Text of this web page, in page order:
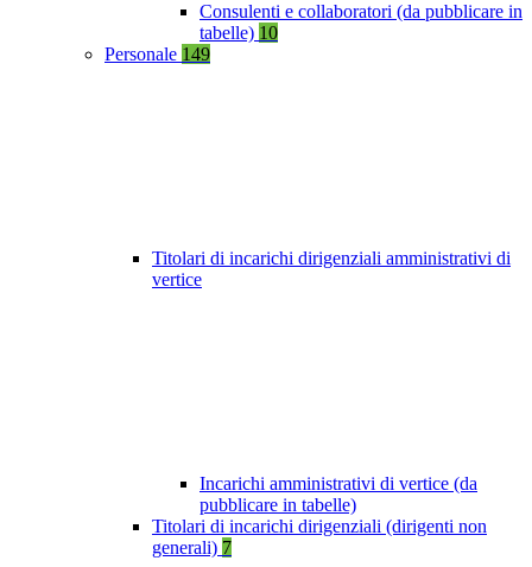
Consulenti e collaboratori (da pubblicare in
tabelle) 10
Personale 149
Titolari di incarichi dirigenziali amministrativi di
vertice
Incarichi amministrativi di vertice (da
pubblicare in tabelle)
Titolari di incarichi dirigenziali (dirigenti non
generali) 7